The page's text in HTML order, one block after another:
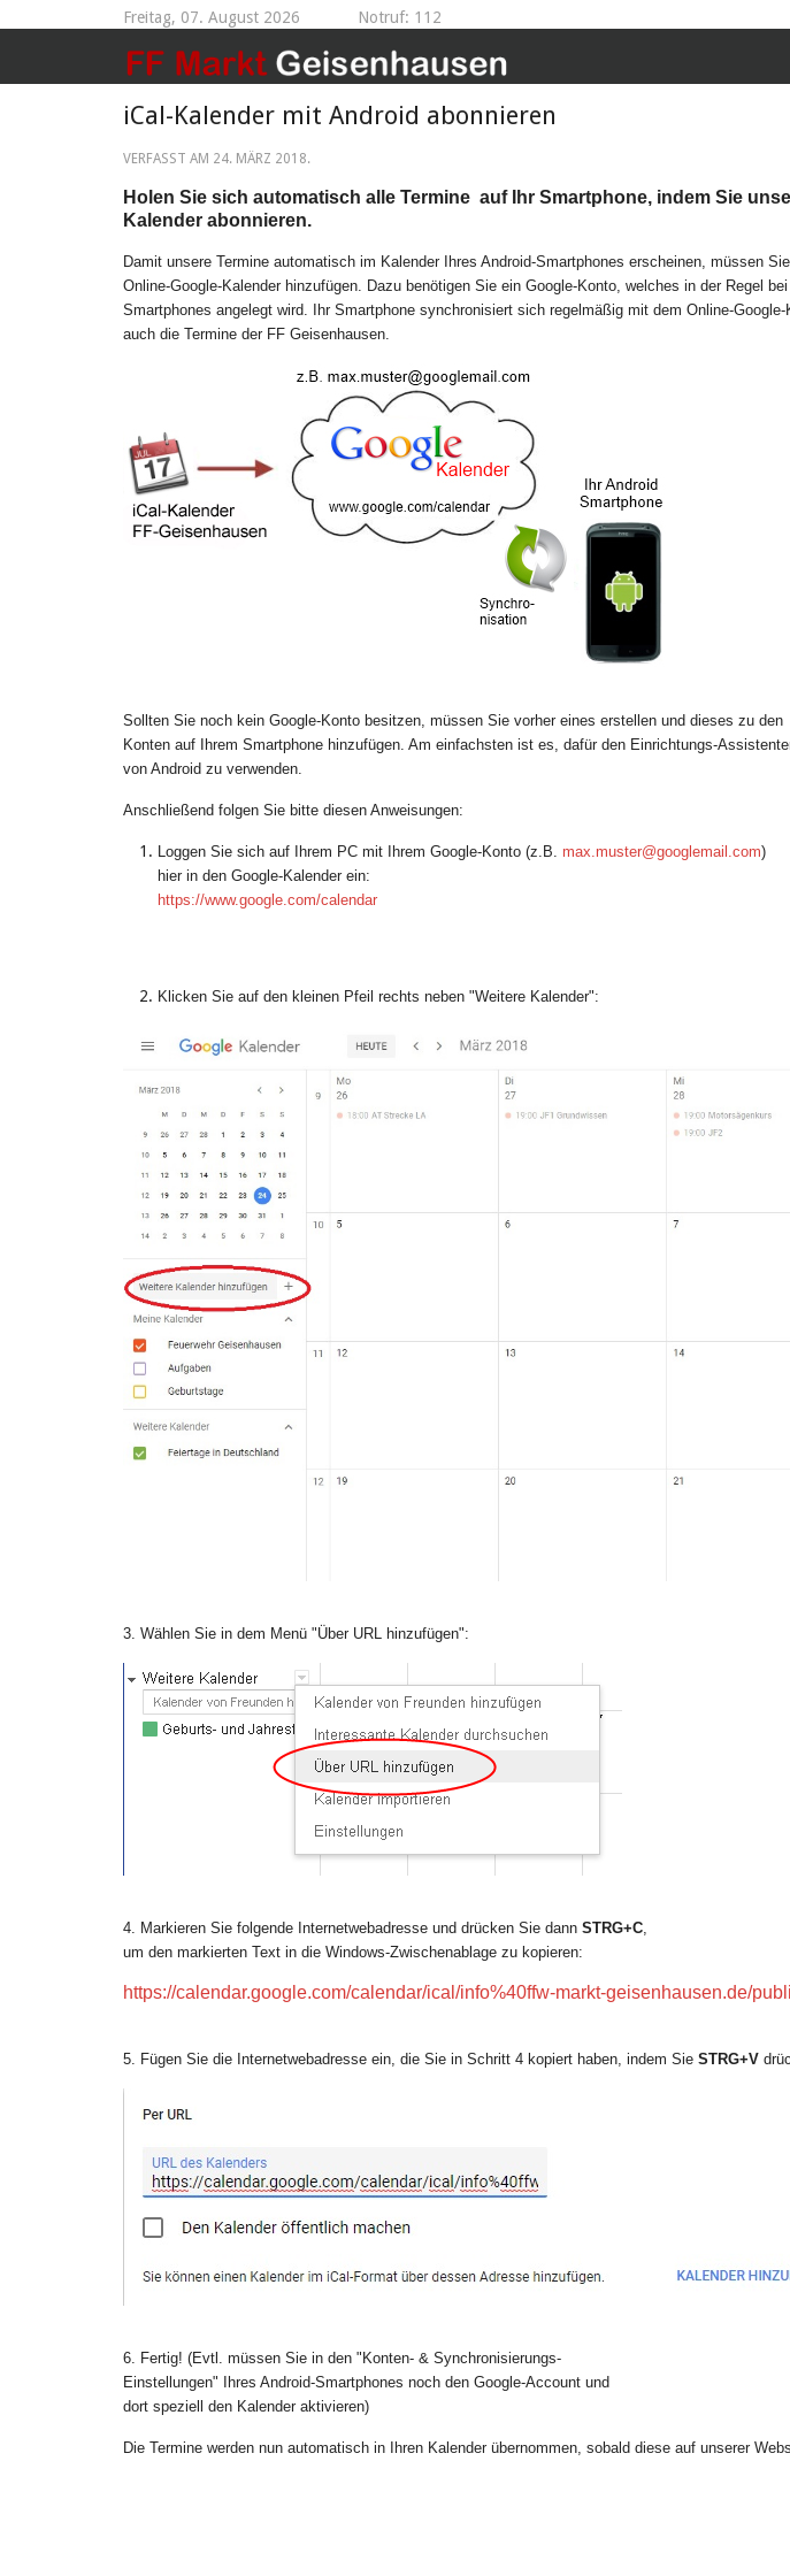
Freitag, 07. August 2026 Notruf: 112
iCal-Kalender mit Android abonnieren
VERFASST AM 24. MÄRZ 2018.
Holen Sie sich automatisch alle Termine auf Ihr Smartphone, indem Sie
Kalender abonnieren.
Damit unsere Termine automatisch im Kalender Ihres Android-Smartphones erscheinen, müssen
Online-Google-Kalender hinzufügen. Dazu benötigen Sie ein Google-Konto, welches in der Regel
Smartphones angelegt wird. Ihr Smartphone synchronisiert sich regelmäßig mit dem Online-
auch die Termine der FF Geisenhausen.
Sollten Sie noch kein Google-Konto besitzen, müssen Sie vorher eines erstellen und dieses zu den
Konten auf Ihrem Smartphone hinzufügen. Am einfachsten ist es, dafür den Einrichtungs-
von Android zu verwenden.
Anschließend folgen Sie bitte diesen Anweisungen:
Loggen Sie sich auf Ihrem PC mit Ihrem Google-Konto (z.B. max.muster@googlemail.com)
hier in den Google-Kalender ein:
https://www.google.com/calendar
Klicken Sie auf den kleinen Pfeil rechts neben "Weitere Kalender":
3. Wählen Sie in dem Menü "Über URL hinzufügen":
4. Markieren Sie folgende Internetwebadresse und drücken Sie dann STRG+C
um den markierten Text in die Windows-Zwischenablage zu kopieren:
https://calendar.google.com/calendar/ical/info%40ffw-markt-geisenhausen.de/
5. Fügen Sie die Internetwebadresse ein, die Sie in Schritt 4 kopiert haben, indem Sie STRG+V
6. Fertig! (Evtl. müssen Sie in den "Konten- & Synchronisierungs-
Einstellungen" Ihres Android-Smartphones noch den Google-Account und
dort speziell den Kalender aktivieren)
Die Termine werden nun automatisch in Ihren Kalender übernommen, sobald diese auf unserer